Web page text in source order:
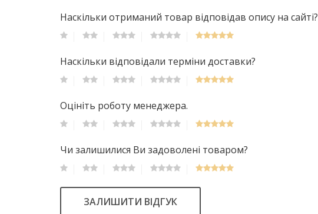
Наскільки отриманий товар відповідав опису на сайті?
Наскільки відповідали терміни доставки?
Оцініть роботу менеджера.
Чи залишилися Ви задоволені товаром?
ЗАЛИШИТИ ВІДГУК